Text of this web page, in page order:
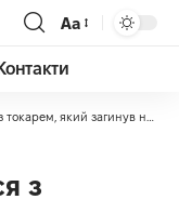
Аа
Контакти
який загинув на Запоріжжі
з